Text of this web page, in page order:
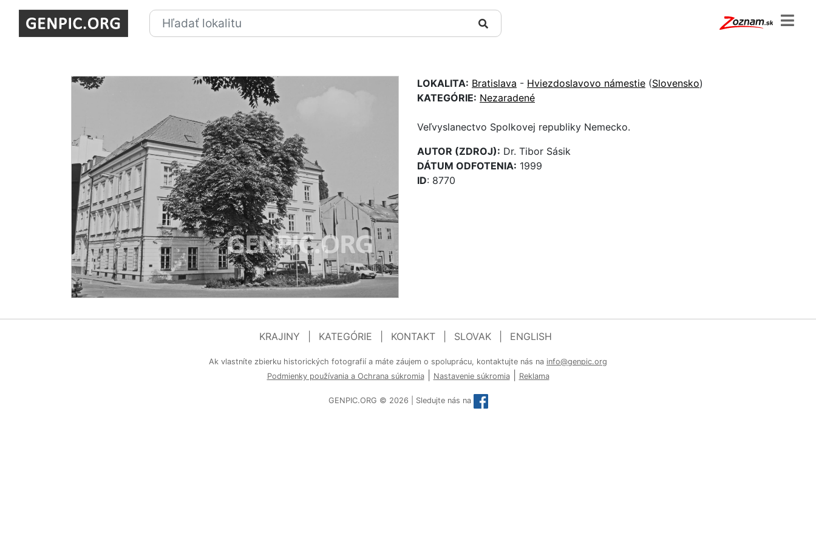
LOKALITA: Bratislava - Hviezdoslavovo námestie (Slovensko)
KATEGÓRIE: Nezaradené
Veľvyslanectvo Spolkovej republiky Nemecko.
AUTOR (ZDROJ): Dr. Tibor Sásik
DÁTUM ODFOTENIA: 1999
ID: 8770
KRAJINY KATEGÓRIE KONTAKT SLOVAK ENGLISH
Ak vlastníte zbierku historických fotografií a máte záujem o spoluprácu, kontaktujte nás na info@genpic.org
Podmienky používania a Ochrana súkromia| Nastavenie súkromia| Reklama
GENPIC.ORG © 2026 | Sledujte nás na